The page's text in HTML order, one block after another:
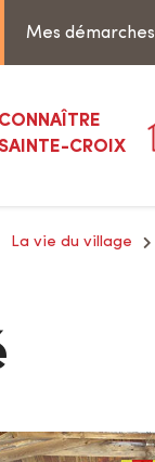
Mes démarches
CONNAÎTRE
SAINTE-CROIX
La vie du village